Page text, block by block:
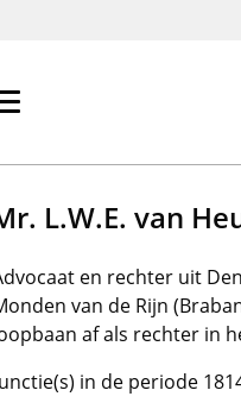
verbergen
L.W.E. van
en rechter uit
van de Rijn
af als rechter in
in de periode